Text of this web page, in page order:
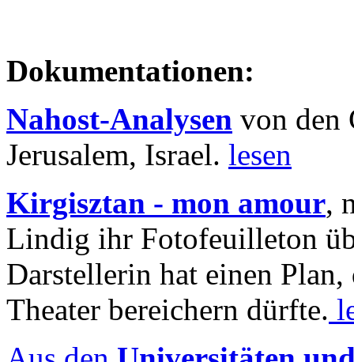
Dokumentationen:
Nahost-Analysen von den
Jerusalem, Israel. lesen
Kirgisztan - mon amour,
Lindig ihr Fotofeuilleton
Darstellerin hat einen Plan,
Theater bereichern dürfte.